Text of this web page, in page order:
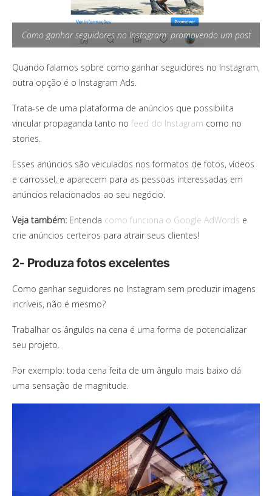
Como ganhar seguidores no Instagram: promovendo um post
Quando falamos sobre como ganhar seguidores no Instagram,
outra opção é o Instagram Ads.
Trata-se de uma plataforma de anúncios que possibilita
vincular propaganda tanto no feed do Instagram como no
stories.
Esses anúncios são veiculados nos formatos de fotos, vídeos
e carrossel, e aparecem para as pessoas interessadas em
anúncios relacionados ao seu negócio.
Veja também: Entenda como funciona o Google AdWords e
crie anúncios certeiros para atrair seus clientes!
2- Produza fotos excelentes
Como ganhar seguidores no Instagram sem produzir imagens
incríveis, não é mesmo?
Trabalhar os ângulos na cena é uma forma de potencializar
seu projeto.
Por exemplo: toda cena feita de um ângulo mais baixo dá
uma sensação de magnitude.